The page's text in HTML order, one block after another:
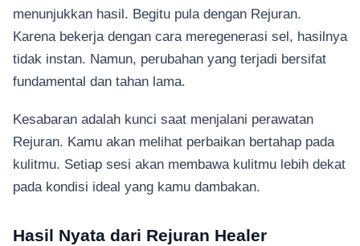
menunjukkan hasil. Begitu pula dengan Rejuran.
Karena bekerja dengan cara meregenerasi sel, hasilnya
tidak instan. Namun, perubahan yang terjadi bersifat
fundamental dan tahan lama.
Kesabaran adalah kunci saat menjalani perawatan
Rejuran. Kamu akan melihat perbaikan bertahap pada
kulitmu. Setiap sesi akan membawa kulitmu lebih dekat
pada kondisi ideal yang kamu dambakan.
Hasil Nyata dari Rejuran Healer